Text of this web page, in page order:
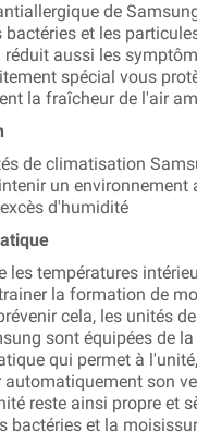
de
bactéries et les
aussi les
spécial vous
la fraîcheur de l'air
de climatisation
un environnement
d'humidité
les températures
la formation de
cela, les unités de
sont équipées de
qui permet à
automatiquement son
reste ainsi propre et
bactéries et la